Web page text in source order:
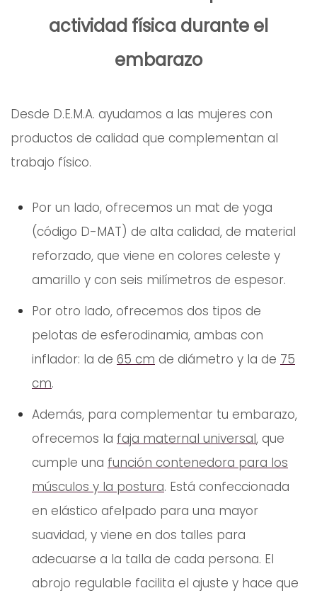
actividad física durante el
embarazo
Desde D.E.M.A. ayudamos a las mujeres con
productos de calidad que complementan al
trabajo físico.
Por un lado, ofrecemos un mat de yoga
(código D-MAT) de alta calidad, de material
reforzado, que viene en colores celeste y
amarillo y con seis milímetros de espesor.
Por otro lado, ofrecemos dos tipos de
pelotas de esferodinamia, ambas con
inflador: la de 65 cm de diámetro y la de 75
cm.
Además, para complementar tu embarazo,
ofrecemos la faja maternal universal, que
cumple una función contenedora para los
músculos y la postura. Está confeccionada
en elástico afelpado para una mayor
suavidad, y viene en dos talles para
adecuarse a la talla de cada persona. El
abrojo regulable facilita el ajuste y hace que